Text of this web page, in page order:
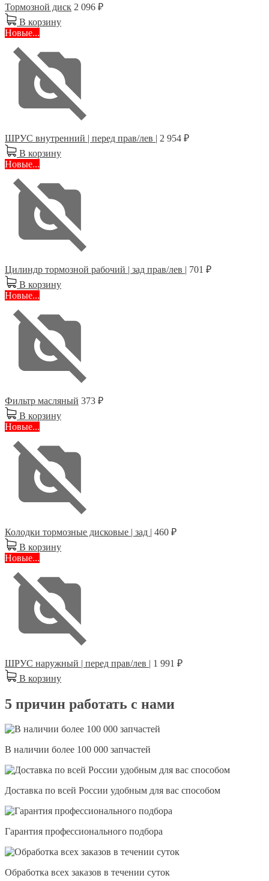
Тормозной диск 2 096 ₽
В корзину
Новые...
ШРУС внутренний | перед прав/лев | 2 954 ₽
В корзину
Новые...
Цилиндр тормозной рабочий | зад прав/лев | 701 ₽
В корзину
Новые...
Фильтр масляный 373 ₽
В корзину
Новые...
Колодки тормозные дисковые | зад | 460 ₽
В корзину
Новые...
ШРУС наружный | перед прав/лев | 1 991 ₽
В корзину
5 причин работать с нами
В наличии более 100 000 запчастей
Доставка по всей России удобным для вас способом
Гарантия профессионального подбора
Обработка всех заказов в течении суток